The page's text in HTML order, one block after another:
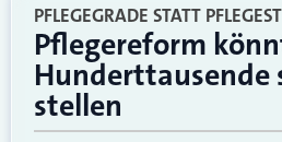
PFLEGEGRADE STATT
Pflegereform
Hunderttausende
stellen